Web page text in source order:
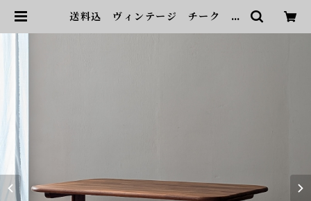
送料込 ヴィンテージ チーク ダ